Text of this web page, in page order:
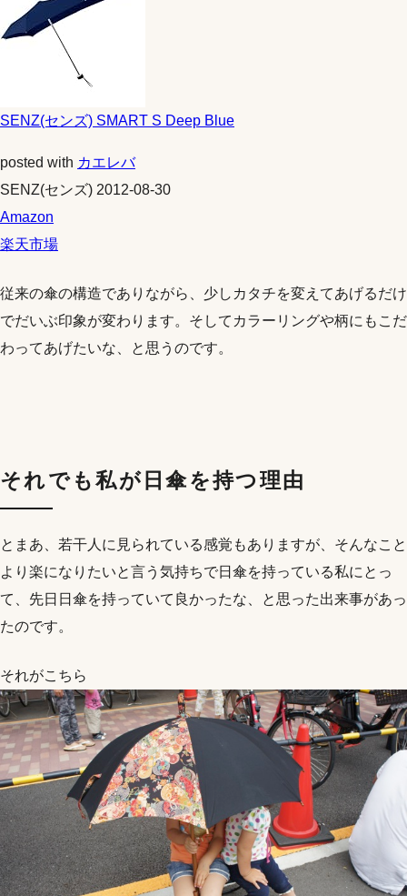
SENZ(センズ) SMART S Deep Blue
posted with カエレバ
SENZ(センズ) 2012-08-30
Amazon
楽天市場
従来の傘の構造でありながら、少しカタチを変えてあげるだけ
でだいぶ印象が変わります。そしてカラーリングや柄にもこだ
わってあげたいな、と思うのです。
それでも私が日傘を持つ理由
とまあ、若干人に見られている感覚もありますが、そんなこと
より楽になりたいと言う気持ちで日傘を持っている私にとっ
て、先日日傘を持っていて良かったな、と思った出来事があっ
たのです。
それがこちら